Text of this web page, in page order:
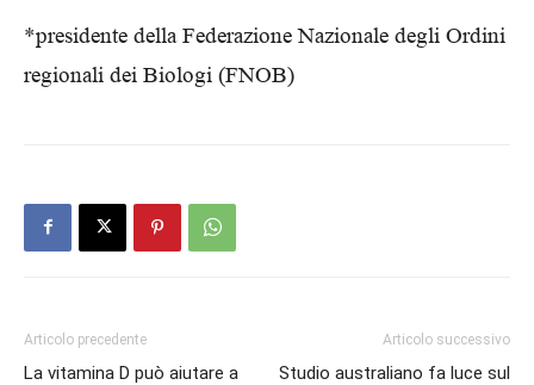
*presidente della Federazione Nazionale degli Ordini
regionali dei Biologi (FNOB)
Articolo precedente
La vitamina D può aiutare a
Articolo successivo
Studio australiano fa luce sul